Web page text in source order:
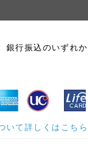
銀行振込のいずれか
いて詳しくはこちら